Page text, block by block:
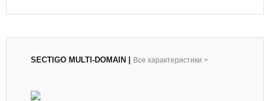
SECTIGO MULTI-DOMAIN Все характеристики >